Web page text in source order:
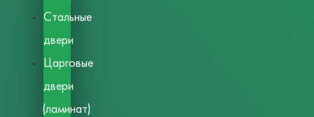
Стальные
двери
Царговые
двери
(ламинат)